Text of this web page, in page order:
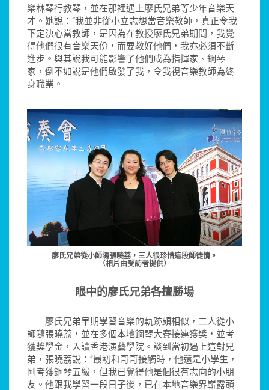
樂林琴行教琴，並在那裡遇上廖氏兄弟等少年音樂天
才。她說：“我並非從小立志想當音樂教師，真正令我
下定決心當教師，是因為在教授廖氏兄弟期間，我覺
得他們很有音樂天份，而要教好他們，我亦必須不斷
進步。與其說我可能影響了他們成為指揮家、鋼琴
家，倒不如說是他們啟發了我，令我視音樂教師為終
身職業。
廖氏兄弟從小師隨張曉荔，三人很珍惜這段師徒情。
（相片由受訪者提供）
眼中的廖氏兄弟各擅勝場
廖氏兄弟早期學習音樂的軌跡頗相似，二人從小
師隨張曉荔，並在多個本地鋼琴大賽接連獲獎，並考
獲獎學金，入讀香港演藝學院。談到當初遇上這對兄
弟，張曉荔說：“最初和哥哥接觸時，他還是小學生，
剛考獲鋼琴五級，但我已覺得他是個很有志向的小朋
友。他跟我學習一段日子後，已在本地音樂界嶄露頭